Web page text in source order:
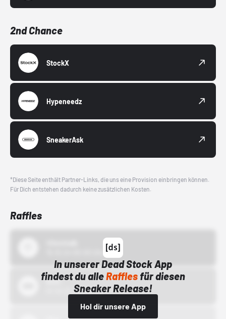
2nd Chance
StockX
Hypeneedz
SneakerAsk
*Diese Seite enthält Partner-Links, die uns eine Provision einbringen können.
Für Dich entstehen dadurch keine zusätzlichen Kosten.
Raffles
In unserer Dead Stock App
findest du alleRafflesfür diesen
Sneaker Release!
Hol dir unsere App
Bstn
01.10.22 00:00 Uhr